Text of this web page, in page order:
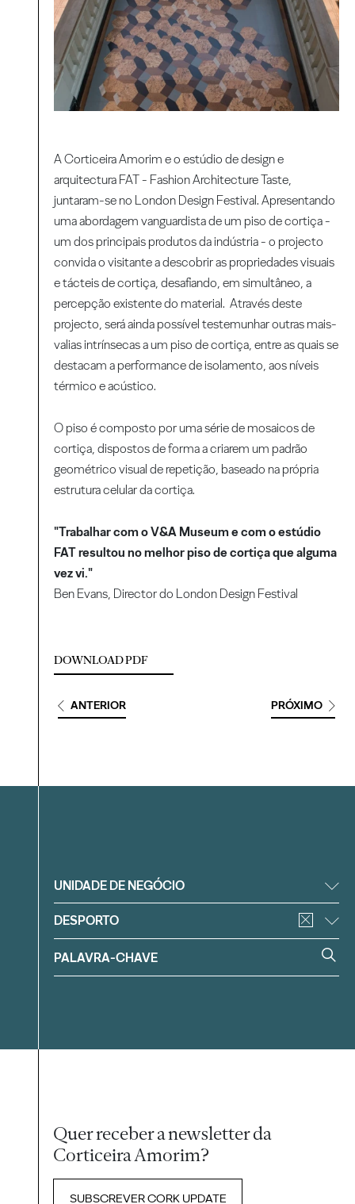
A Corticeira Amorim e o estúdio de design e
arquitectura FAT - Fashion Architecture Taste,
juntaram-se no London Design Festival. Apresentando
uma abordagem vanguardista de um piso de cortiça -
um dos principais produtos da indústria - o projecto
convida o visitante a descobrir as propriedades visuais
e tácteis de cortiça, desafiando, em simultâneo, a
percepção existente do material. Através deste
projecto, será ainda possível testemunhar outras mais-
valias intrínsecas a um piso de cortiça, entre as quais se
destacam a performance de isolamento, aos níveis
térmico e acústico.
O piso é composto por uma série de mosaicos de
cortiça, dispostos de forma a criarem um padrão
geométrico visual de repetição, baseado na própria
estrutura celular da cortiça.
"Trabalhar com o V&A Museum e com o estúdio
FAT resultou no melhor piso de cortiça que alguma
vez vi."
Ben Evans, Director do London Design Festival
DOWNLOAD PDF
ANTERIOR PRÓXIMO
Filtrar
UNIDADE DE NEGÓCIO
DESPORTO
Quer receber a newsletter da
Corticeira Amorim?
SUBSCREVER CORK UPDATE